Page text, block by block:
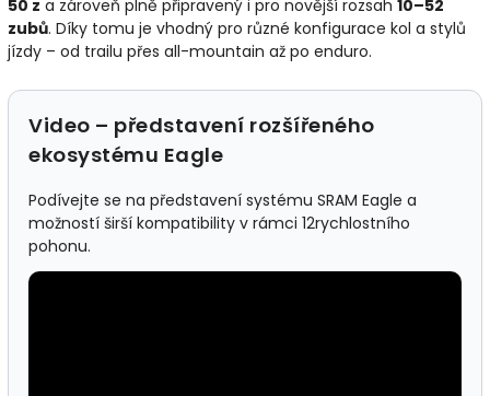
50 z a zároveň plně připravený i pro novější rozsah 10–52
zubů. Díky tomu je vhodný pro různé konfigurace kol a stylů
jízdy – od trailu přes all-mountain až po enduro.
Video – představení rozšířeného
ekosystému Eagle
Podívejte se na představení systému SRAM Eagle a
možností širší kompatibility v rámci 12rychlostního
pohonu.